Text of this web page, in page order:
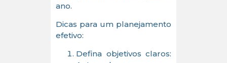
ano.
Dicas para um planejamento
efetivo:
Defina objetivos claros: